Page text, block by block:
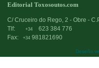
Editorial Toxosoutos.com
C/ Cruceiro do Rego, 2 - Obre -
Tlf:
+34
623 384 776
Fax:
+34 981821690
Deseño